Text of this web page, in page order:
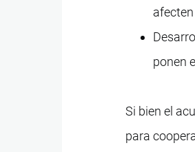
ponen
Si bien el
para